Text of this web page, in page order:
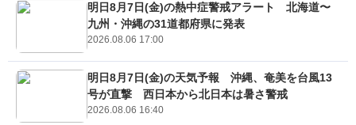
明日8月7日(金)の熱中症警戒アラート 北海道〜
九州・沖縄の31道都府県に発表
2026.08.06 17:00
明日8月7日(金)の天気予報 沖縄、奄美を台風13
号が直撃 西日本から北日本は暑さ警戒
2026.08.06 16:40